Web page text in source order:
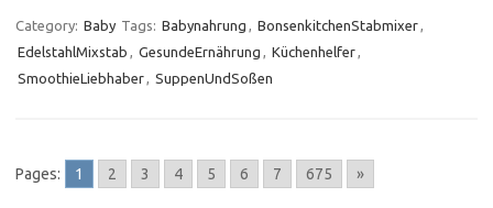
Category: Baby Tags: Babynahrung , BonsenkitchenStabmixer,
EdelstahlMixstab , GesundeErnährung , Küchenhelfer,
SmoothieLiebhaber, SuppenUndSoßen
Pages: 1 2 3 4 5 6 7 675 »